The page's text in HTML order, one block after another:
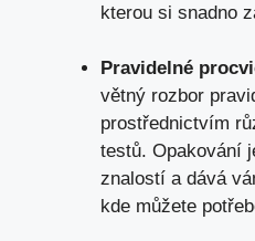
kterou ‌si‌ snadno
Pravidelné
větný rozbor
prostřednictvím
testů. Opakování
znalostí a dává
kde můžete